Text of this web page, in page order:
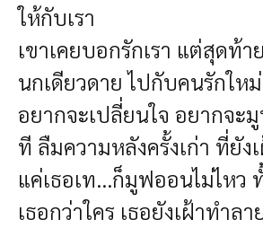
ให้กับเรา
เขาเคยบอกรักเรา แต่สุดท้า
นกเดียวดายไปกับคนรักใหม่
อยากจะเปลี่ยนใจ อยากจะ
ที ลืมความหลังครั้งเก่า ที่ยัง
แค่เธอเท...ก็มูฟออนไม่ไหว
เธอกว่าใคร เธอยังเฝ้าทำลา